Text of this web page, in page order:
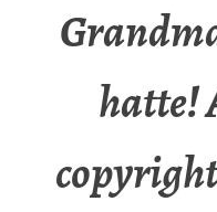
hatte!